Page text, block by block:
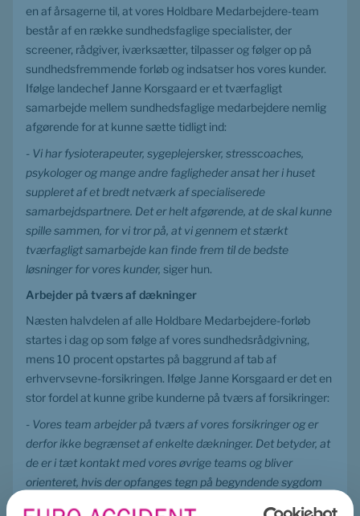
en af årsagerne til, at vores Holdbare Medarbejdere-team
består af en række sundhedsfaglige specialister, der
screener, rådgiver, iværksætter, tilpasser og følger op på
sundhedsfremmende forløb og indsatser hos vores kunder.
Ifølge landechef Janne Korsgaard er et tværfagligt
samarbejde mellem sundhedsfaglige medarbejdere nemlig
afgørende for at kunne sætte tidligt ind:
- Vi har fysioterapeuter, sygeplejersker, stresscoaches,
psykologer og mange andre fagligheder ansat her i huset
suppleret af et bredt netværk af specialiserede
samarbejdspartnere. Det er helt afgørende, at de skal kunne
spille sammen, for vi tror på, at vi gennem et stærkt
tværfagligt samarbejde kan finde frem til de bedste
løsninger for vores kunder, siger hun.
Arbejder på tværs af dækninger
Næsten halvdelen af alle Holdbare Medarbejdere-forløb
startes i dag op som følge af vores sundhedsrådgivning,
mens 10 procent opstartes på baggrund af tab af
erhvervsevne-forsikringen. Ifølge Janne Korsgaard er det en
stor fordel at kunne gribe kunderne på tværs af forsikringer:
- Vores team arbejder på tværs af vores forsikringer og er
derfor ikke begrænset af enkelte dækninger. Det betyder, at
de er i tæt kontakt med vores øvrige teams og bliver
orienteret, hvis der opfanges tegn på begyndende sygdom